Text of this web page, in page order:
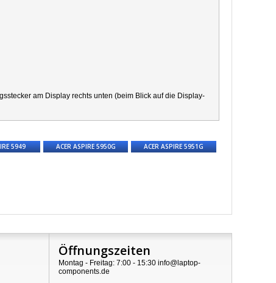
am Display rechts unten (beim Blick auf die Display-
5949 ACER ASPIRE 5950G
ACER ASPIRE 5951G
Öffnungszeiten
Montag - Freitag: 7:00 - 15:30 info@laptop-
components.de